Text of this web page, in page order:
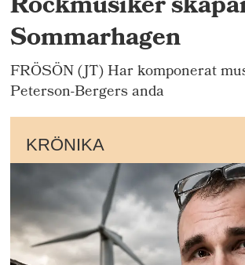
Sommarhagen
FRÖSÖN (JT) Har komponerat
Peterson-Bergers anda
KRÖNIKA